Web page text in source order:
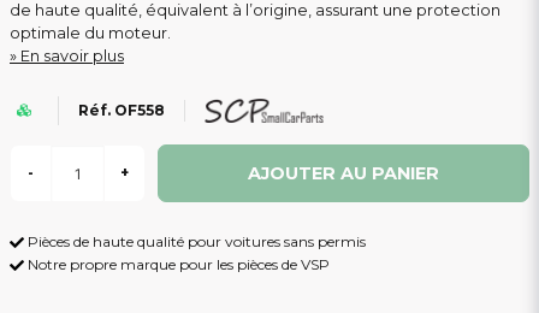
de haute qualité, équivalent à l’origine, assurant une protection
optimale du moteur.
En savoir plus
Réf. OF558
- + AJOUTER AU PANIER
Pièces de haute qualité pour voitures sans permis
Notre propre marque pour les pièces de VSP